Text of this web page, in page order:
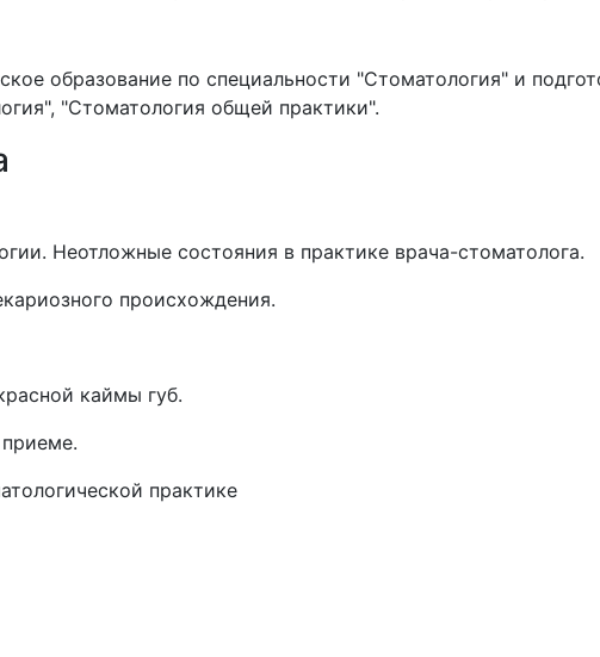
образование по специальности "Стоматология" и
"Стоматология общей практики".
Неотложные состояния в практике врача-стоматолога.
происхождения.
каймы губ.
практике